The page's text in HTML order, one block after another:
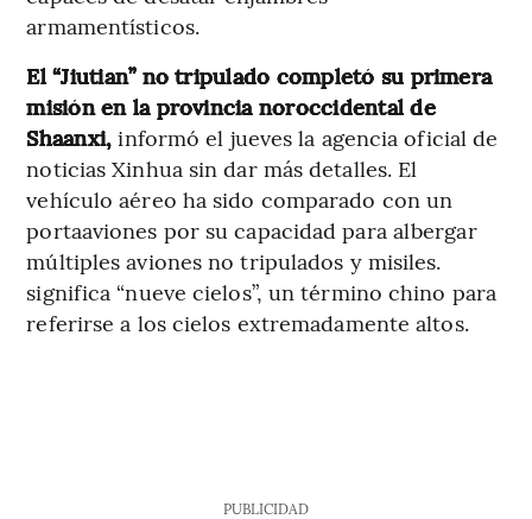
armamentísticos.
El “Jiutian” no tripulado completó su primera
misión en la provincia noroccidental de
Shaanxi, informó el jueves la agencia oficial de
noticias Xinhua sin dar más detalles. El
vehículo aéreo ha sido comparado con un
portaaviones por su capacidad para albergar
múltiples aviones no tripulados y misiles.
significa “nueve cielos”, un término chino para
referirse a los cielos extremadamente altos.
PUBLICIDAD